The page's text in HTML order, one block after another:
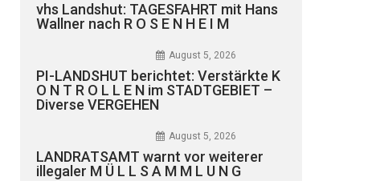
vhs Landshut: TAGESFAHRT mit Hans
Wallner nach R O S E N H E I M
August 5, 2026
PI-LANDSHUT berichtet: Verstärkte K
O N T R O L L E N im STADTGEBIET –
Diverse VERGEHEN
August 5, 2026
LANDRATSAMT warnt vor weiterer
illegaler M Ü L L S A M M L U N G